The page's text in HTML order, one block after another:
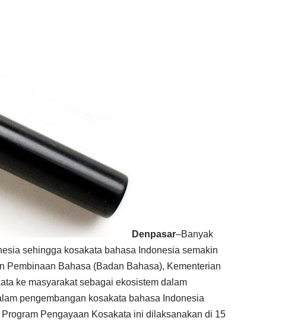
Denpasar–Banyak
sehingga kosakata bahasa Indonesia semakin
Pembinaan Bahasa (Badan Bahasa), Kementerian
ke masyarakat sebagai ekosistem dalam
pengembangan kosakata bahasa Indonesia
Pengayaan Kosakata ini dilaksanakan di 15